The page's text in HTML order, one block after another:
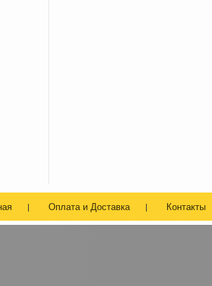
Оплата и Доставка Контакты